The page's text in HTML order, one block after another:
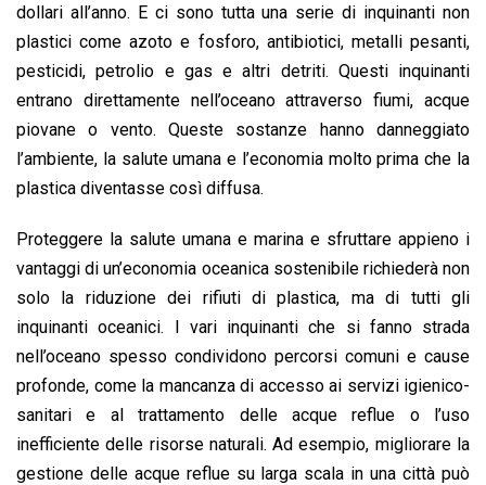
dollari all’anno. E ci sono tutta una serie di inquinanti non
plastici come azoto e fosforo, antibiotici, metalli pesanti,
pesticidi, petrolio e gas e altri detriti. Questi inquinanti
entrano direttamente nell’oceano attraverso fiumi, acque
piovane o vento. Queste sostanze hanno danneggiato
l’ambiente, la salute umana e l’economia molto prima che la
plastica diventasse così diffusa.
Proteggere la salute umana e marina e sfruttare appieno i
vantaggi di un’economia oceanica sostenibile richiederà non
solo la riduzione dei rifiuti di plastica, ma di tutti gli
inquinanti oceanici. I vari inquinanti che si fanno strada
nell’oceano spesso condividono percorsi comuni e cause
profonde, come la mancanza di accesso ai servizi igienico-
sanitari e al trattamento delle acque reflue o l’uso
inefficiente delle risorse naturali. Ad esempio, migliorare la
gestione delle acque reflue su larga scala in una città può